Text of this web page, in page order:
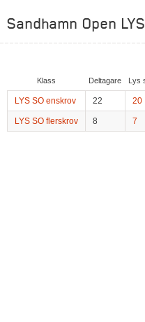
Sandhamn Open
Klass Deltagare Lys
LYS SO enskrov 22 20
LYS SO flerskrov 8 7